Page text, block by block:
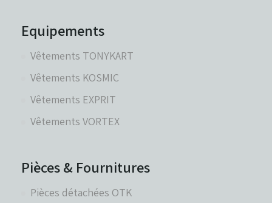
Equipements
Vêtements TONYKART
Vêtements KOSMIC
Vêtements EXPRIT
Vêtements VORTEX
Pièces & Fournitures
Pièces détachées OTK